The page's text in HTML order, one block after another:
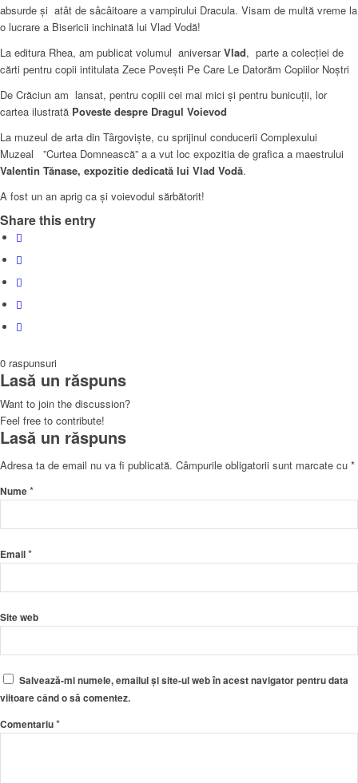
absurde și atât de sâcâitoare a vampirului Dracula. Visam de multă vreme la
o lucrare a Bisericii inchinată lui Vlad Vodă!
La editura Rhea, am publicat volumul aniversarVlad, parte a colecției de
cărti pentru copii intitulata Zece Povești Pe Care Le Datorăm Copiilor Noștri
De Crăciun am lansat, pentru copiii cei mai mici și pentru bunicuții, lor
cartea ilustrată Poveste despre Dragul Voievod
La muzeul de arta din Târgoviște, cu sprijinul conducerii Complexului
Muzeal ”Curtea Domnească” a a vut loc expozitia de grafica a maestrului
Valentin Tănase, expozitie dedicată lui Vlad Vodă.
A fost un an aprig ca și voievodul sărbătorit!
Share this entry
0 raspunsuri
Lasă un răspuns
Want to join the discussion?
Feel free to contribute!
Lasă un răspuns
Adresa ta de email nu va fi publicată. Câmpurile obligatorii sunt marcate cu *
Nume*
Email*
Site web
Salvează-mi numele, emailul și site-ul web în acest navigator pentru data
viitoare când o să comentez.
Comentariu*